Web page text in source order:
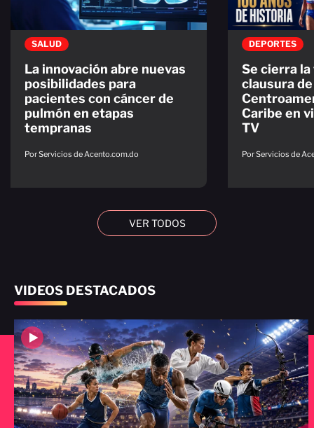
SALUD
La innovación abre nuevas
posibilidades para
pacientes con cáncer de
pulmón en etapas
tempranas
Por Servicios de Acento.com.do
DEPORTES
Se cierra
clausura
Caribe en
TV
Por Servicios de
VER TODOS
VIDEOS DESTACADOS